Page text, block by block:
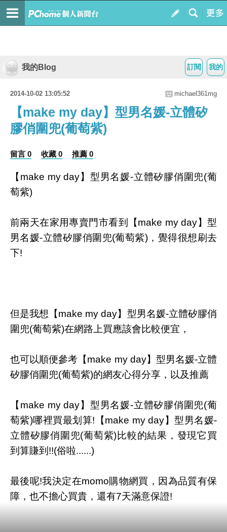
我的
訂閱
我的Blog
2014-10-02 13:05:52 michael361mg
【make my day】型男名媛-立體矽
膠俏圍兜(葡萄紫)
留言 0 收藏 0 推薦 0
【make my day】型男名媛-立體矽膠俏圍兜(葡
萄紫)
前兩天在家用專賣門市看到【make my day】型
男名媛-立體矽膠俏圍兜(葡萄紫)，覺得很想刷去
下!
但是我想【make my day】型男名媛-立體矽膠俏
圍兜(葡萄紫)在網路上買應該會比較便宜，
也可以順便參考【make my day】型男名媛-立體
矽膠俏圍兜(葡萄紫)的網友心得分享，以及推薦
【make my day】型男名媛-立體矽膠俏圍兜(葡
萄紫)哪裡買最划算!【make my day】型男名媛-
立體矽膠俏圍兜(葡萄紫)比較的結果，發現它買
到算賺到!!(俗啦......)
最後呢!我決定在momo購物網買，因為品質有保
障，也不擔心買貴，還有7天滿意保證!